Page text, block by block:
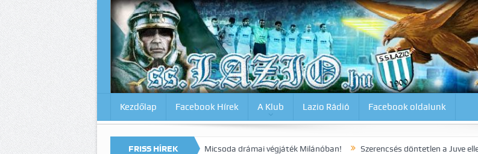
Kezdőlap Facebook Hírek A Klub Lazio Rádió Facebook oldalunk
FRISS HÍREK
az Inter ellen? Lazio-Lecce 0:1 Micsoda drámai végjáték Milánóban! Szerencsés döntetlen a Juve elleni rangadón!